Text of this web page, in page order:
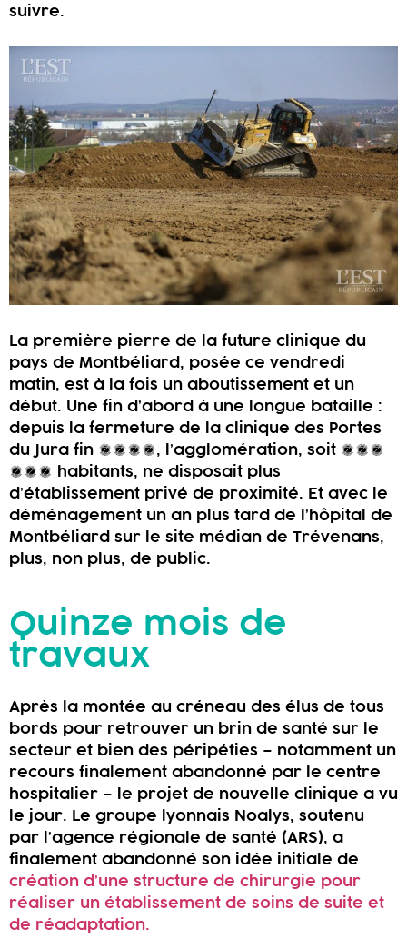
suivre.
La première pierre de la future clinique du
pays de Montbéliard, posée ce vendredi
matin, est à la fois un aboutissement et un
début. Une fin d’abord à une longue bataille :
depuis la fermeture de la clinique des Portes
du Jura fin 2015, l’agglomération, soit 150
000 habitants, ne disposait plus
d’établissement privé de proximité. Et avec le
déménagement un an plus tard de l’hôpital de
Montbéliard sur le site médian de Trévenans,
plus, non plus, de public.
Quinze mois de
travaux
Après la montée au créneau des élus de tous
bords pour retrouver un brin de santé sur le
secteur et bien des péripéties – notamment un
recours finalement abandonné par le centre
hospitalier – le projet de nouvelle clinique a vu
le jour. Le groupe lyonnais Noalys, soutenu
par l’agence régionale de santé (ARS), a
finalement abandonné son idée initiale de
création d’une structure de chirurgie pour
réaliser un établissement de soins de suite et
de réadaptation.